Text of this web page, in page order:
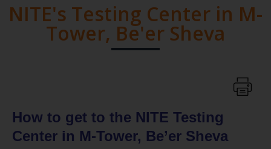
NITE's Testing Center in M-
Tower, Be'er Sheva
How to get to the NITE Testing
Center in M-Tower, Be’er Sheva